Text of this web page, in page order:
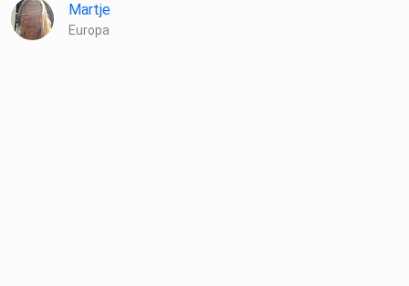
Martje
Europa